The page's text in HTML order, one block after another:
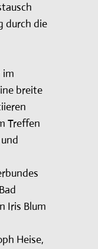
durch die
im
breite
Treffen
Iris Blum
Heise,